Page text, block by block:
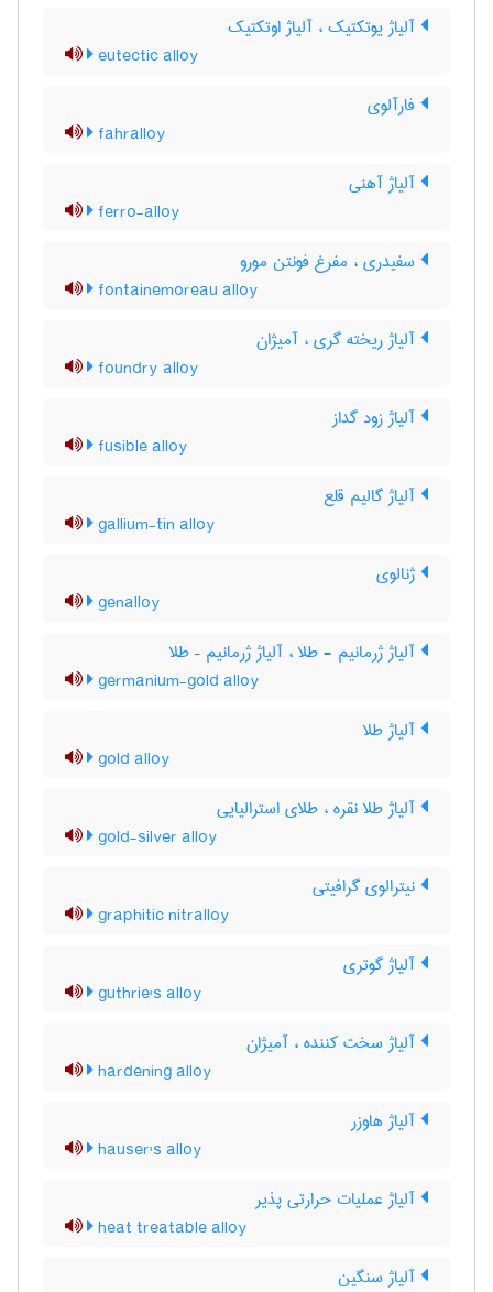
آلیاژ یوتکتیک ، آلیاژ اوتکتیک
eutectic alloy
فارآلوی
fahralloy
آلیاژ آهنی
ferro-alloy
سفیدری ، مفرغ فونتن مورو
fontainemoreau alloy
آلیاژ ریخته گری ، آمیژان
foundry alloy
آلیاژ زود گداز
fusible alloy
آلیاژ گالیم قلع
gallium-tin alloy
ژنالوی
genalloy
آلیاژ ژرمانیم - طلا ، آلیاژ ژرمانیم – طلا
germanium-gold alloy
آلیاژ طلا
gold alloy
آلیاژ طلا نقره ، طلای استرالیایی
gold-silver alloy
نیترالوی گرافیتی
graphitic nitralloy
آلیاژ گوتری
guthrie's alloy
آلیاژ سخت کننده ، آمیژان
hardening alloy
آلیاژ هاوزر
hauser's alloy
آلیاژ عملیات حرارتی پذیر
heat treatable alloy
آلیاژ سنگین